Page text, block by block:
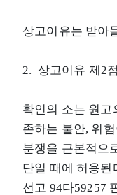
상고이유는 받아
2. 상고이유 제2
확인의 소는 원고
존하는 불안, 위
분쟁을 근본적으
단일 때에 허용된
선고 94다59257